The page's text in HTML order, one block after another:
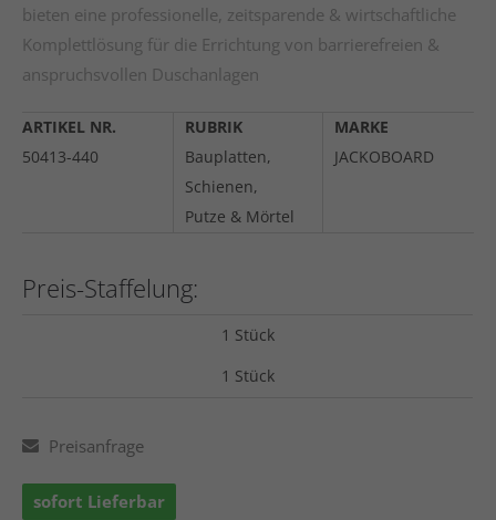
bieten eine professionelle, zeitsparende & wirtschaftliche
Komplettlösung für die Errichtung von barrierefreien &
anspruchsvollen Duschanlagen
ARTIKEL NR.
50413-440
RUBRIK
Bauplatten,
Schienen,
Putze & Mörtel
MARKE
JACKOBOARD
Preis-Staffelung:
1 Stück
1 Stück
Preisanfrage
sofort Lieferbar